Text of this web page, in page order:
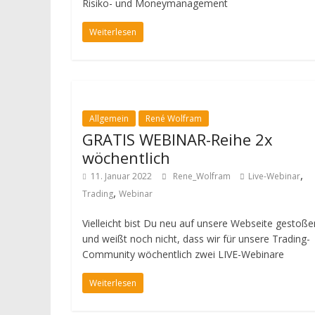
Risiko- und Moneymanagement
Weiterlesen
Allgemein René Wolfram
GRATIS WEBINAR-Reihe 2x
wöchentlich
11. Januar 2022 Rene_Wolfram Live-Webinar,
Trading, Webinar
Vielleicht bist Du neu auf unsere Webseite
und weißt noch nicht, dass wir für unsere Trading-
Community wöchentlich zwei LIVE-Webinare
Weiterlesen